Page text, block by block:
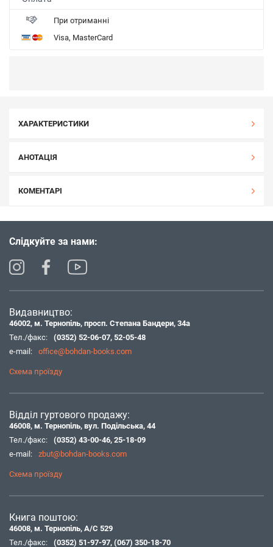
При отриманні
Visa, MasterCard
ХАРАКТЕРИСТИКИ
АНОТАЦІЯ
КОМЕНТАРІ
Слідкуйте за нами:
Видавництво:
46002, м. Тернопіль, просп. Степана Бандери, 34а
Тел./факс:
(0352) 52-06-07, 52-05-48
e-mail:
office@bohdan-books.com
Схема проїзду
Відділ гуртового продажу:
46008, м. Тернопіль, вул. Подільська, 44
Тел./факс:
(0352) 43-00-46, 25-18-09
e-mail:
zbut@bohdan-books.com
Схема проїзду
Книга поштою:
46008, м. Тернопіль, А/С 529
Тел./факс:
(0352) 51-97-97, (067) 350-18-70